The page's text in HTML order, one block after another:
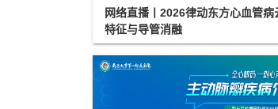
网络直播丨2026律动东方心血管
特征与导管消融